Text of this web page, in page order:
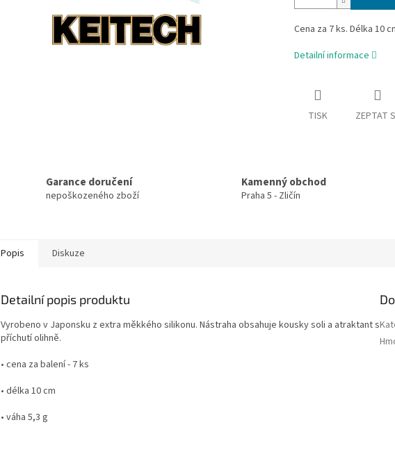
Cena za 7 ks. Délka 10
Detailní informace
TISK ZEPTAT
Garance doručení
nepoškozeného zboží
Kamenný obchod
Praha 5 - Zličín
Popis Diskuze
Detailní popis produktu
Vyrobeno v Japonsku z extra měkkého silikonu. Nástraha obsahuje kousky soli a atraktant s
příchutí olihně.
• cena za balení - 7 ks
• délka 10 cm
• váha 5,3 g